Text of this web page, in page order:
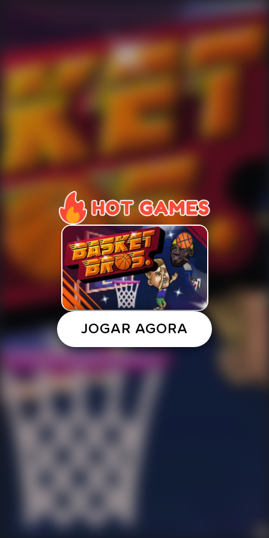
JOGAR AGORA